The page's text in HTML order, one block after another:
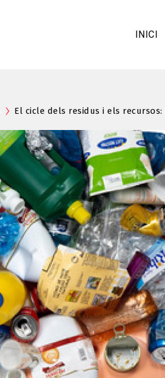
INICI
El cicle dels residus i els recursos: